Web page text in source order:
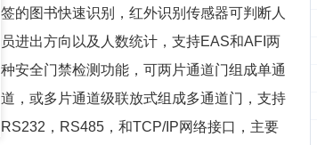
签的图书快速识别，红外识别传感器可判断人
员进出方向以及人数统计，支持EAS和AFI两
种安全门禁检测功能，可两片通道门组成单通
道，或多片通道级联放式组成多通道门，支持
RS232，RS485，和TCP/IP网络接口，主要